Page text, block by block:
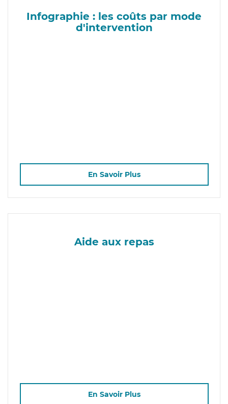
Infographie : les coûts par mode
d'intervention
En Savoir Plus
Aide aux repas
En Savoir Plus